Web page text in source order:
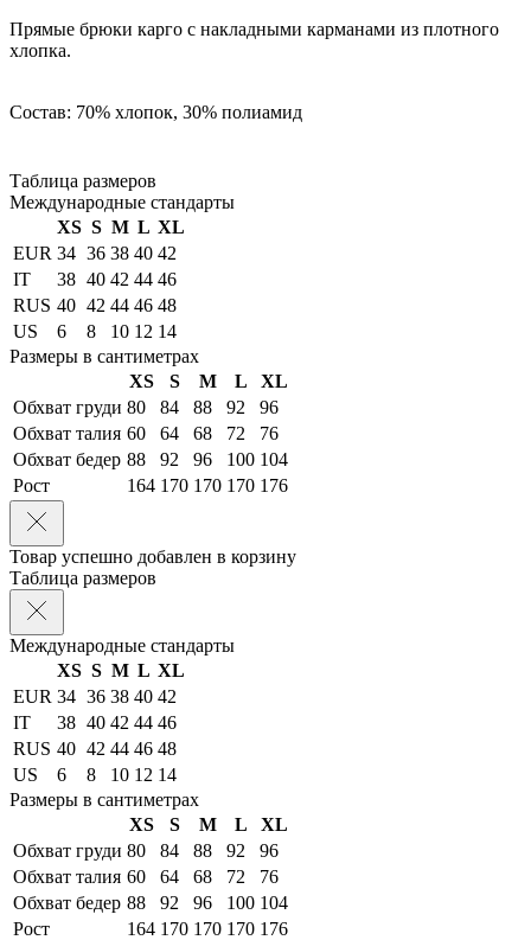
Прямые брюки карго с накладными карманами из плотного
хлопка.
Состав: 70% хлопок, 30% полиамид
Таблица размеров
Международные стандарты
XS S M L XL
EUR 34 36 38 40 42
IT
38 40 42 44 46
RUS 40 42 44 46 48
US
6 8 10 12 14
Размеры в сантиметрах
XS
S M L
XL
Обхват груди 80 84 88 92
96
Обхват талия 60 64 68 72
76
Обхват бедер 88 92 96 100 104
Рост
164 170 170 170 176
Товар успешно добавлен в корзину
Таблица размеров
Международные стандарты
XS S M L XL
EUR 34 36 38 40 42
IT
38 40 42 44 46
RUS 40 42 44 46 48
US
6 8 10 12 14
Размеры в сантиметрах
XS
S M L
XL
Обхват груди 80 84 88 92
96
Обхват талия 60 64 68 72
76
Обхват бедер 88 92 96 100 104
Рост
164 170 170 170 176